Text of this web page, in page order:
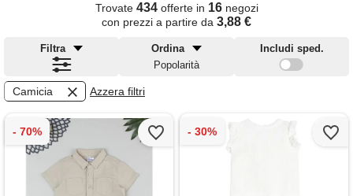
Trovate 434offerte in 16negozi
con prezzi a partire da 3,88 €
Filtra
Ordina
Popolarità
Includi sped.
Camicia Azzera filtri